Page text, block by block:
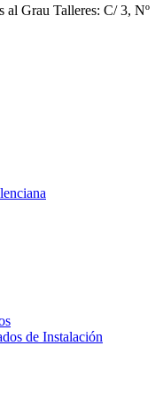
al Grau Talleres: C/ 3, Nº
de Instalación